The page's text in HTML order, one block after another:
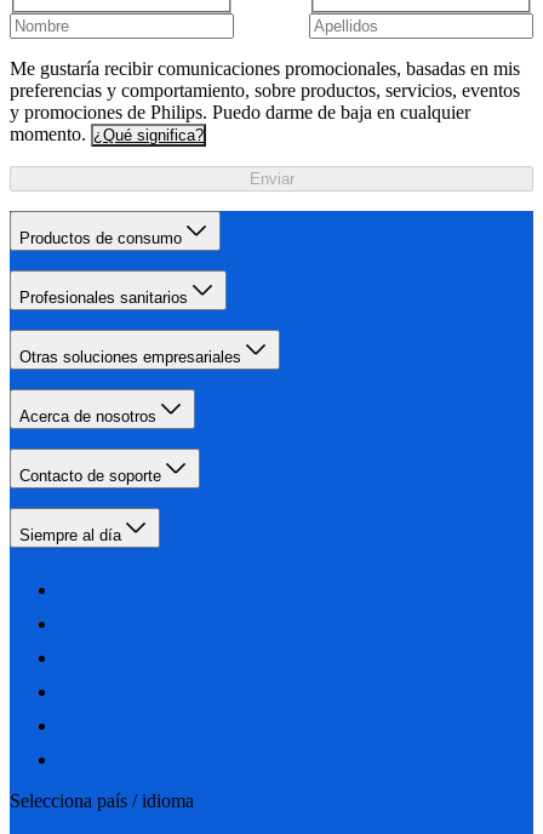
Me gustaría recibir comunicaciones promocionales, basadas en mis
preferencias y comportamiento, sobre productos, servicios, eventos
y promociones de Philips. Puedo darme de baja en cualquier
momento. ¿Qué significa?
Enviar
Productos de consumo
Profesionales sanitarios
Otras soluciones empresariales
Acerca de nosotros
Contacto de soporte
Siempre al día
Selecciona país / idioma